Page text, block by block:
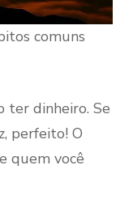
comuns
ter dinheiro. Se
perfeito! O
quem você